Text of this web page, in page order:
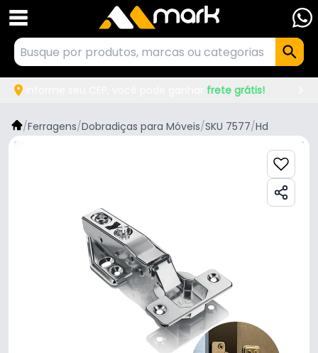
frete grátis!
/Ferragens/Dobradiças para Móveis/SKU 7577/Hd